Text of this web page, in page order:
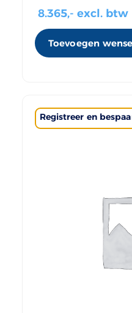
8.365,- excl. btw
Toevoegen
Registreer en